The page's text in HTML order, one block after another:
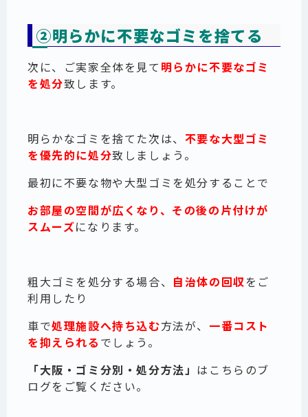
②明らかに不要なゴミを捨てる
次に、ご実家全体を見て 明らかに不要なゴミ
を処分致します。
明らかなゴミを捨てた次は、 不要な大型ゴミ
を優先的に処分致しましょう。
最初に不要な物や大型ゴミを処分することで
お部屋の空間が広くなり、その後の片付けが
スムーズになります。
粗大ゴミを処分する場合、 自治体の回収をご
利用したり
車で処理施設へ持ち込む方法が、 一番コスト
を抑えられる でしょう。
「大阪・ゴミ分別・処分方法」 はこちらのブ
ログをご覧ください。